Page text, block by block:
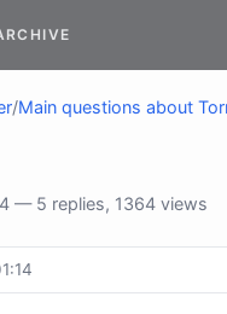
/Main questions about
— 5 replies, 1364 views